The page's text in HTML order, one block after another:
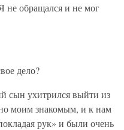
не обращался и не мог
дело?
сын ухитрился выйти из
моим знакомым, и к нам
рук» и были очень